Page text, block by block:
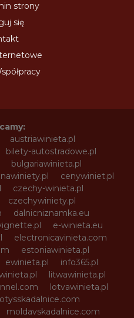
strony
się
austriawinieta.pl
bilety-autostradowe.pl
bulgariawinieta.pl
cenywiniet.pl
czechy-winieta.pl
czechywiniety.pl
dalnicniznamka.eu
e-winieta.eu
electronicavinieta.com
estoniawinieta.pl
ewinieta.pl
info365.pl
litwawinieta.pl
lotvawinieta.pl
moldavskadalnice.com